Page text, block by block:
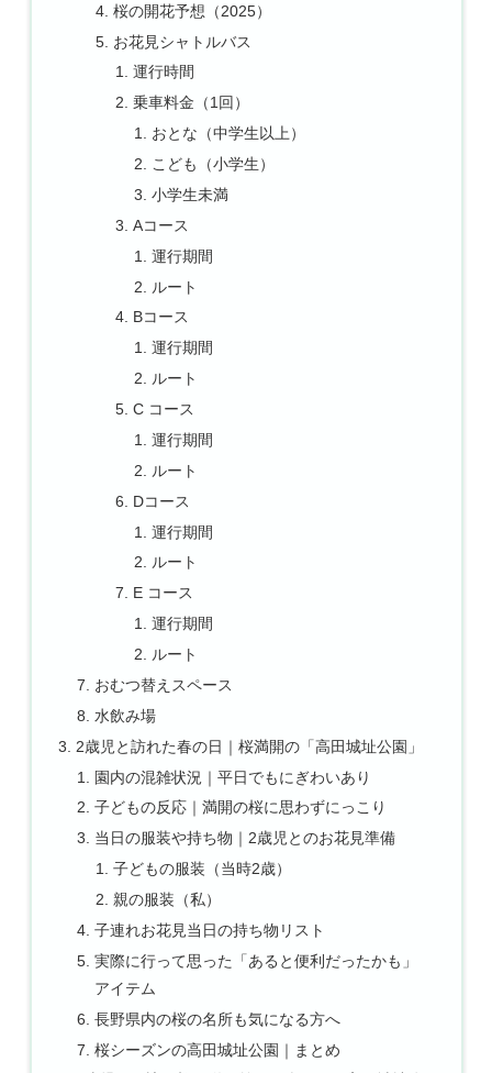
桜の開花予想（2025）
お花見シャトルバス
運行時間
乗車料金（1回）
おとな（中学生以上）
こども（小学生）
小学生未満
Aコース
運行期間
ルート
Bコース
運行期間
ルート
C コース
運行期間
ルート
Dコース
運行期間
ルート
E コース
運行期間
ルート
おむつ替えスペース
水飲み場
2歳児と訪れた春の日｜桜満開の「高田城址公園」
園内の混雑状況｜平日でもにぎわいあり
子どもの反応｜満開の桜に思わずにっこり
当日の服装や持ち物｜2歳児とのお花見準備
子どもの服装（当時2歳）
親の服装（私）
子連れお花見当日の持ち物リスト
実際に行って思った「あると便利だったかも」
アイテム
長野県内の桜の名所も気になる方へ
桜シーズンの高田城址公園｜まとめ